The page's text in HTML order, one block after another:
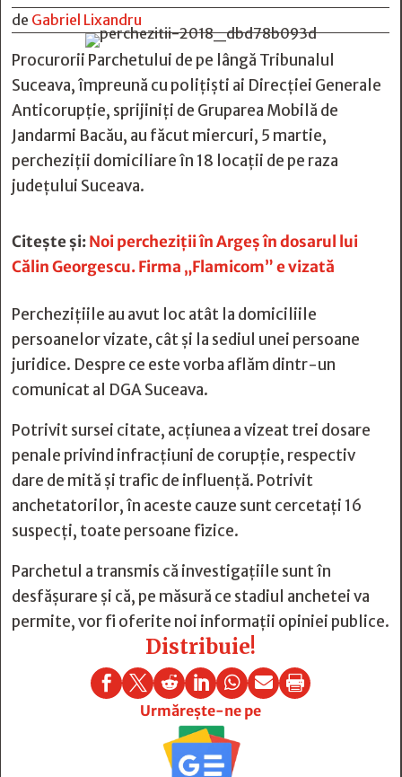
de Gabriel Lixandru
Procurorii Parchetului de pe lângă Tribunalul
Suceava, împreună cu polițiști ai Direcției Generale
Anticorupție, sprijiniți de Gruparea Mobilă de
Jandarmi Bacău, au făcut miercuri, 5 martie,
percheziții domiciliare în 18 locații de pe raza
județului Suceava.
Citește și:Noi percheziții în Argeș în dosarul lui
Călin Georgescu. Firma „Flamicom” e vizată
Perchezițiile au avut loc atât la domiciliile
persoanelor vizate, cât și la sediul unei persoane
juridice. Despre ce este vorba aflăm dintr-un
comunicat al DGA Suceava.
Potrivit sursei citate, acțiunea a vizeat trei dosare
penale privind infracțiuni de corupție, respectiv
dare de mită și trafic de influență. Potrivit
anchetatorilor, în aceste cauze sunt cercetați 16
suspecți, toate persoane fizice.
Parchetul a transmis că investigațiile sunt în
desfășurare și că, pe măsură ce stadiul anchetei va
permite, vor fi oferite noi informații opiniei publice.
Distribuie!
     

Urmărește-ne pe